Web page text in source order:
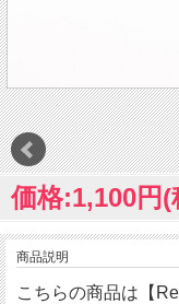
価格:1,100円(
商品説明
こちらの商品は【